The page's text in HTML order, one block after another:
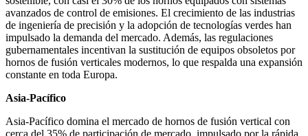
avanzados de control de emisiones. El crecimiento de las industrias
de ingeniería de precisión y la adopción de tecnologías verdes han
impulsado la demanda del mercado. Además, las regulaciones
gubernamentales incentivan la sustitución de equipos obsoletos por
hornos de fusión verticales modernos, lo que respalda una expansión
constante en toda Europa.
Asia-Pacífico
Asia-Pacífico domina el mercado de hornos de fusión vertical con
cerca del 35% de participación de mercado, impulsado por la rápida